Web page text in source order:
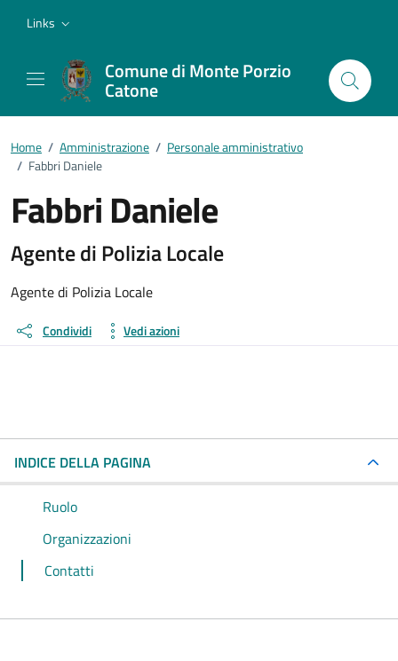
Links
Comune di Monte Porzio
Catone
Home / Amministrazione / Personale amministrativo
/ Fabbri Daniele
Fabbri Daniele
Dettagli della persona
Agente di Polizia Locale
Agente di Polizia Locale
Condividi Vedi azioni
INDICE DELLA PAGINA
Ruolo
Organizzazioni
Contatti